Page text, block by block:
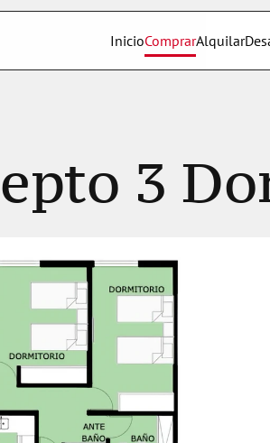
InicioComprarAlquilar
3